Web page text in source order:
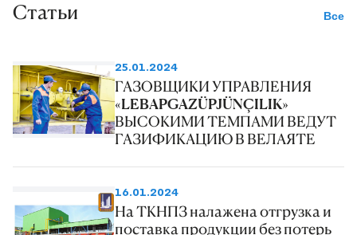
Статьи Все
25.01.2024
ГАЗОВЩИКИ УПРАВЛЕНИЯ
«LEBAPGAZÜPJÜNÇILIK»
ВЫСОКИМИ ТЕМПАМИ ВЕДУТ
ГАЗИФИКАЦИЮ В ВЕЛАЯТЕ
16.01.2024
На ТКНПЗ налажена отгрузка и
поставка продукции без потерь